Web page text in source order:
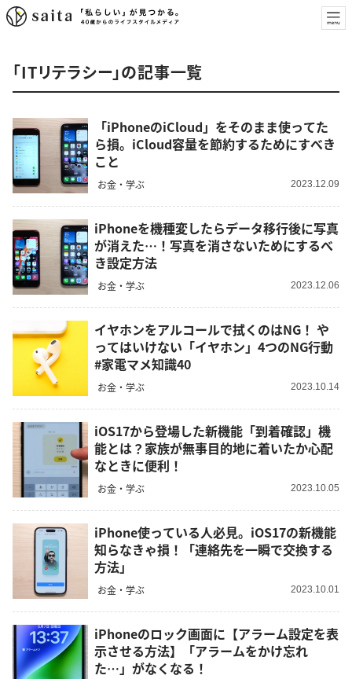
「ITリテラシー」の記事一覧
「iPhoneのiCloud」をそのまま使ってた
ら損。iCloud容量を節約するためにすべき
こと
お金・学ぶ 2023.12.09
iPhoneを機種変したらデータ移行後に写真
が消えた…！写真を消さないためにするべ
き設定方法
お金・学ぶ 2023.12.06
イヤホンをアルコールで拭くのはNG！ や
ってはいけない「イヤホン」4つのNG行動
#家電マメ知識40
お金・学ぶ 2023.10.14
iOS17から登場した新機能「到着確認」機
能とは？家族が無事目的地に着いたか心配
なときに便利！
お金・学ぶ 2023.10.05
iPhone使っている人必見。iOS17の新機能
知らなきゃ損！「連絡先を一瞬で交換する
方法」
お金・学ぶ 2023.10.01
iPhoneのロック画面に【アラーム設定を表
示させる方法】「アラームをかけ忘れ
た…」がなくなる！